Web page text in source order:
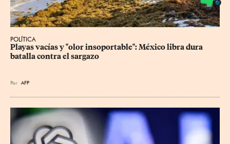
POLÍTICA
Playas vacías y "olor insoportable": México libra dura
batalla contra el sargazo
Por AFP